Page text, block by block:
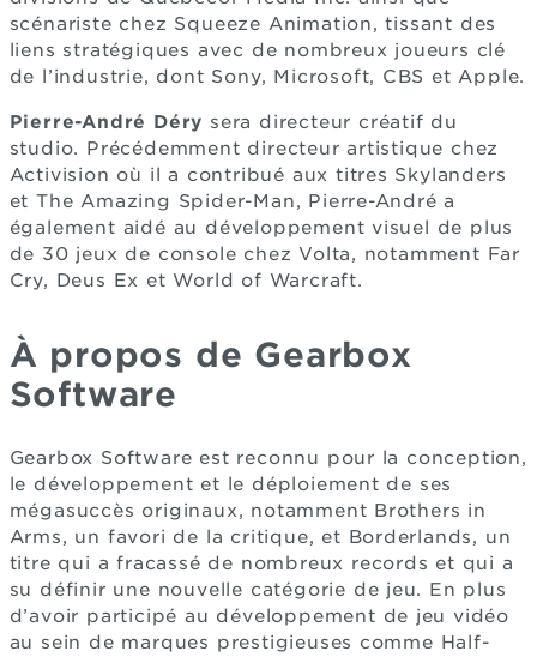
scénariste chez Squeeze Animation, tissant des
liens stratégiques avec de nombreux joueurs clé
de l’industrie, dont Sony, Microsoft, CBS et Apple.
Pierre-André Déry sera directeur créatif du
studio. Précédemment directeur artistique chez
Activision où il a contribué aux titres Skylanders
et The Amazing Spider-Man, Pierre-André a
également aidé au développement visuel de plus
de 30 jeux de console chez Volta, notamment Far
Cry, Deus Ex et World of Warcraft.
À propos de Gearbox
Software
Gearbox Software est reconnu pour la conception,
le développement et le déploiement de ses
mégasuccès originaux, notamment Brothers in
Arms, un favori de la critique, et Borderlands, un
titre qui a fracassé de nombreux records et qui a
su définir une nouvelle catégorie de jeu. En plus
d’avoir participé au développement de jeu vidéo
au sein de marques prestigieuses comme Half-